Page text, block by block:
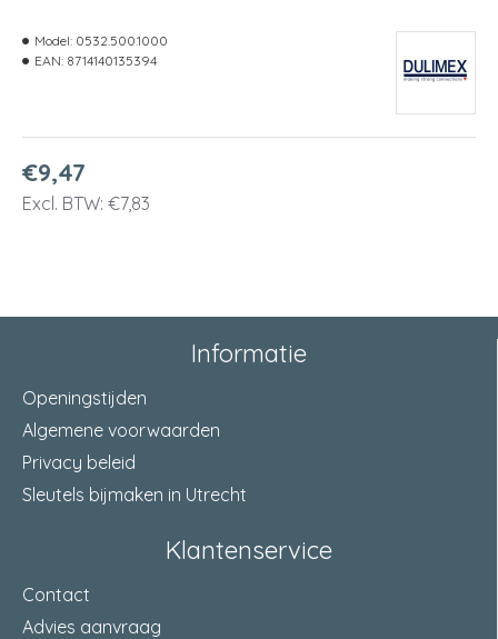
€9,47
Excl. BTW: €7,83
Model: 0532.500.1000
EAN: 8714140135394
Informatie
Openingstijden
Algemene voorwaarden
Privacy beleid
Sleutels bijmaken in Utrecht
Klantenservice
Contact
Advies aanvraag